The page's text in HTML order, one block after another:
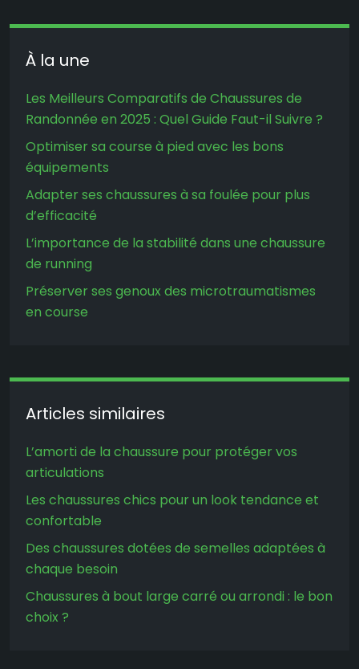
À la une
Les Meilleurs Comparatifs de Chaussures de
Randonnée en 2025 : Quel Guide Faut-il Suivre ?
Optimiser sa course à pied avec les bons
équipements
Adapter ses chaussures à sa foulée pour plus
d’efficacité
L’importance de la stabilité dans une chaussure
de running
Préserver ses genoux des microtraumatismes
en course
Articles similaires
L’amorti de la chaussure pour protéger vos
articulations
Les chaussures chics pour un look tendance et
confortable
Des chaussures dotées de semelles adaptées à
chaque besoin
Chaussures à bout large carré ou arrondi : le bon
choix ?